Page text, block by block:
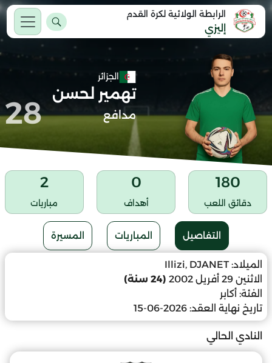
الرابطة الولائية لكرة القدم
إليزي
الجزائر
تهمير لحسن
مدافع 28
180
دقائق اللعب
0
أهداف
2
مباريات
التفاصيل المباريات المسيرة
الميلاد: Illizi, DJANET
الاثنين 29 أفريل 2002
(24 سنة)
الفئة: أكابر
تاريخ نهاية العقد: 2026-06-15
النادي الحالي